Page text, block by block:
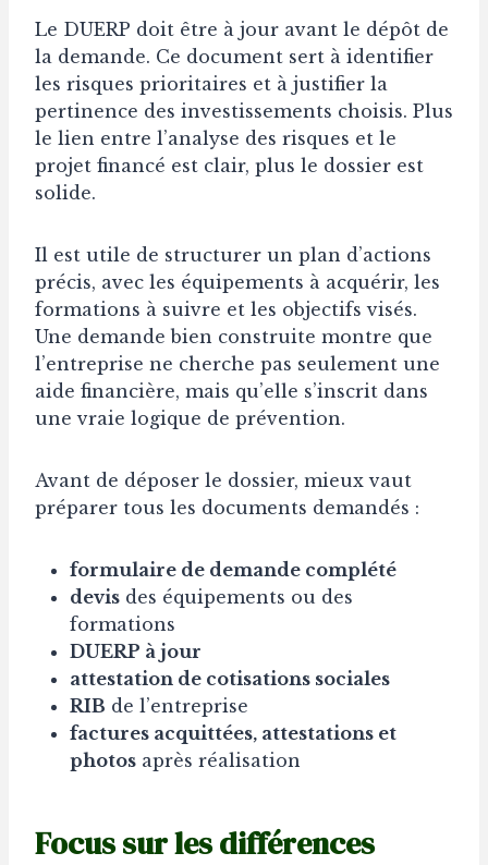
Le DUERP doit être à jour avant le dépôt de
la demande. Ce document sert à identifier
les risques prioritaires et à justifier la
pertinence des investissements choisis. Plus
le lien entre l’analyse des risques et le
projet financé est clair, plus le dossier est
solide.
Il est utile de structurer un plan d’actions
précis, avec les équipements à acquérir, les
formations à suivre et les objectifs visés.
Une demande bien construite montre que
l’entreprise ne cherche pas seulement une
aide financière, mais qu’elle s’inscrit dans
une vraie logique de prévention.
Avant de déposer le dossier, mieux vaut
préparer tous les documents demandés :
formulaire de demande complété
devis des équipements ou des
formations
DUERP à jour
attestation de cotisations sociales
RIB de l’entreprise
factures acquittées, attestations et
photos après réalisation
Focus sur les différences